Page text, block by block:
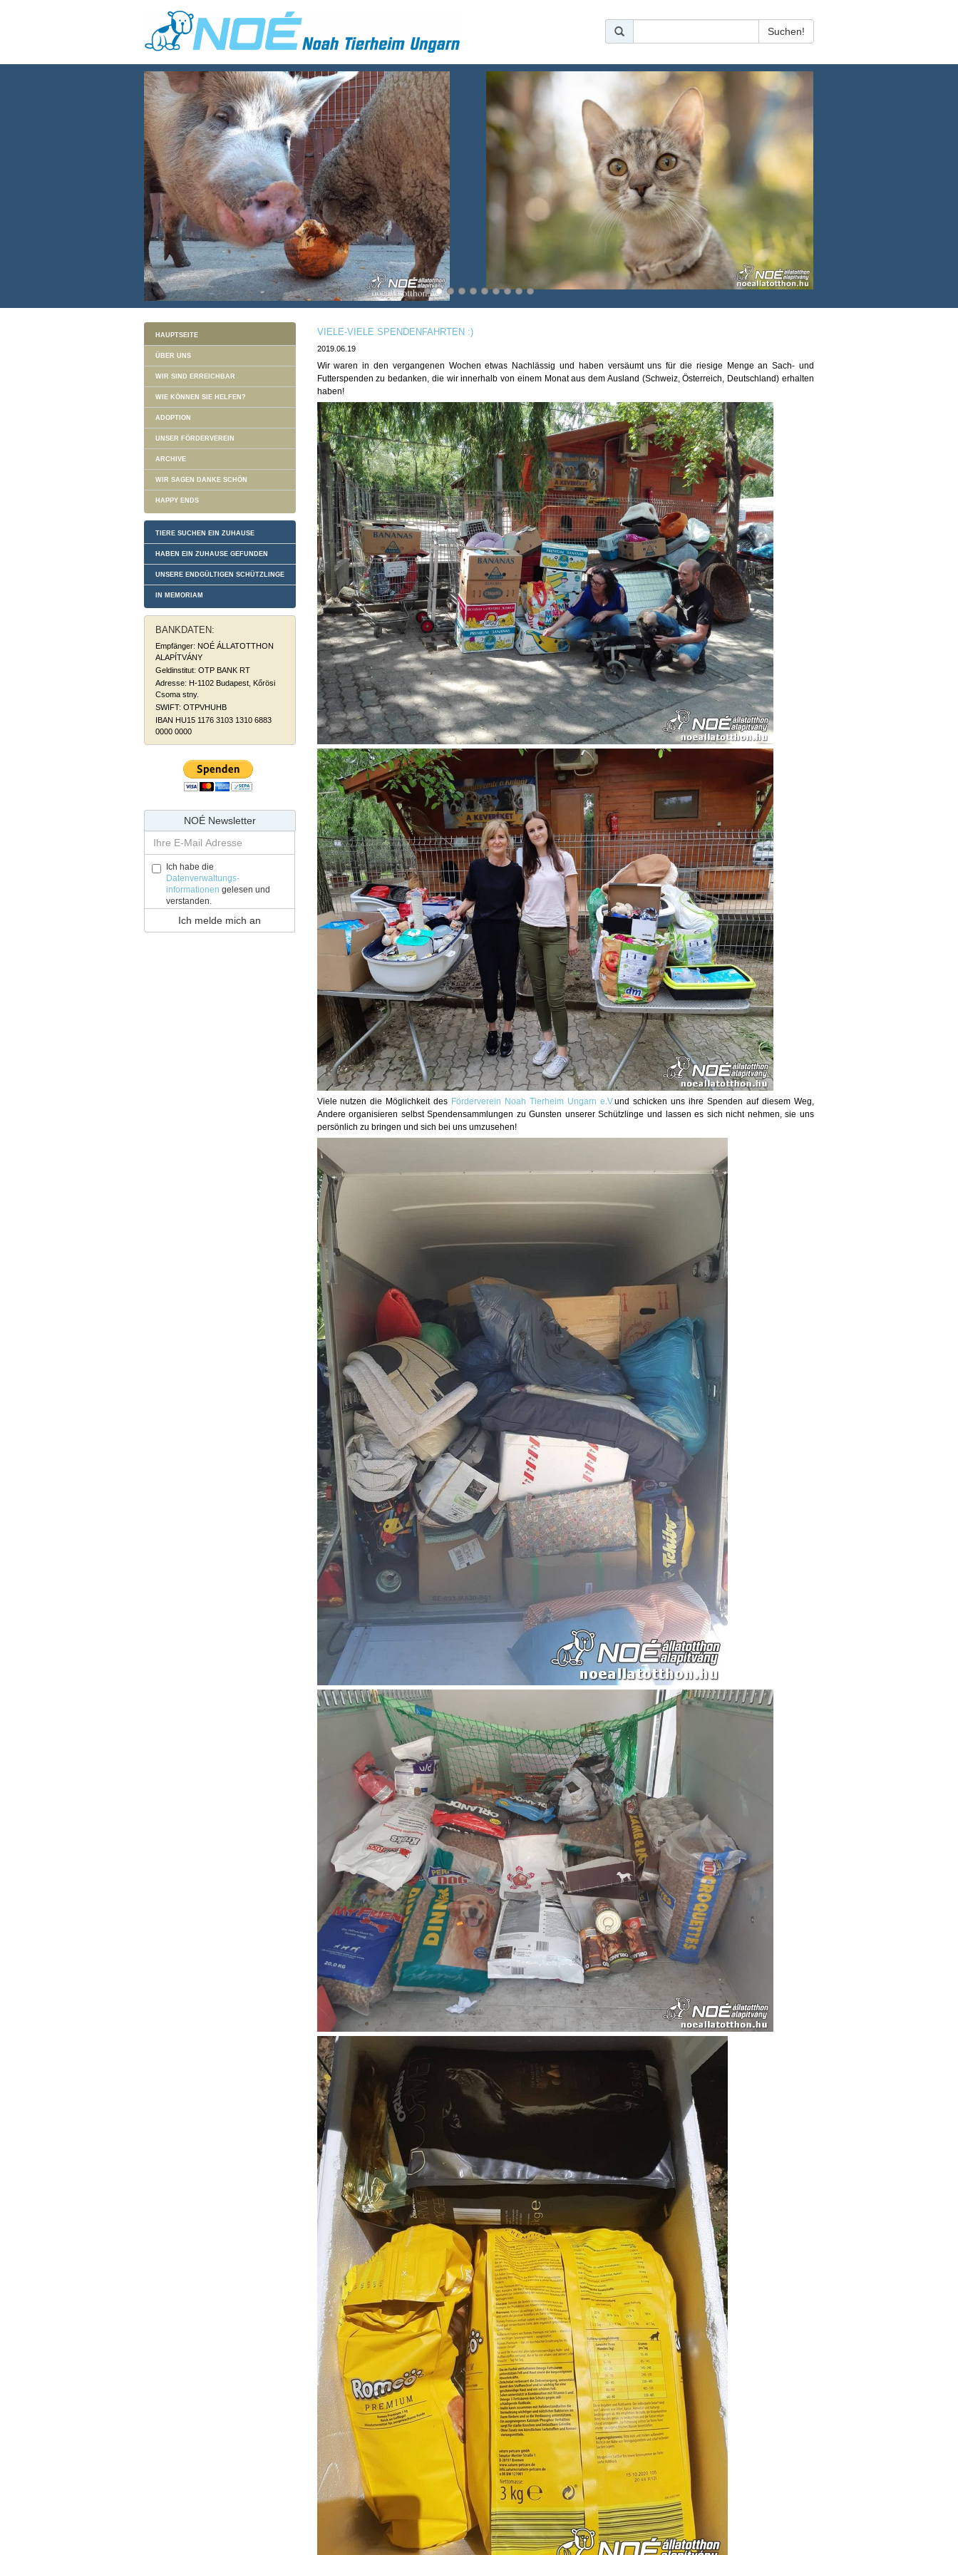
HAUPTSEITE
ÜBER UNS
WIR SIND ERREICHBAR
WIE KÖNNEN SIE HELFEN?
ADOPTION
UNSER FÖRDERVEREIN
ARCHIVE
WIR SAGEN DANKE SCHÖN
HAPPY ENDS
TIERE SUCHEN EIN ZUHAUSE
HABEN EIN ZUHAUSE GEFUNDEN
UNSERE ENDGÜLTIGEN SCHÜTZLINGE
IN MEMORIAM
BANKDATEN:
Empfänger: NOÉ ÁLLATOTTHON
ALAPÍTVÁNY
Geldinstitut: OTP BANK RT
Adresse: H-1102 Budapest, Kőrösi
Csoma stny.
SWIFT: OTPVHUHB
IBAN HU15 1176 3103 1310 6883
0000 0000
NOÉ Newsletter
Ich habe die
Datenverwaltungs-
informationen gelesen und
verstanden.
VIELE-VIELE SPENDENFAHRTEN :)
2019.06.19
Wir waren in den vergangenen Wochen etwas Nachlässig und haben versäumt uns für die riesige Menge an Sach- und
Futterspenden zu bedanken, die wir innerhalb von einem Monat aus dem Ausland (Schweiz, Österreich, Deutschland) erhalten
haben!
Viele nutzen die Möglichkeit des Förderverein Noah Tierheim Ungarn e.V.und schicken uns ihre Spenden auf diesem Weg,
Andere organisieren selbst Spendensammlungen zu Gunsten unserer Schützlinge und lassen es sich nicht nehmen, sie uns
persönlich zu bringen und sich bei uns umzusehen!